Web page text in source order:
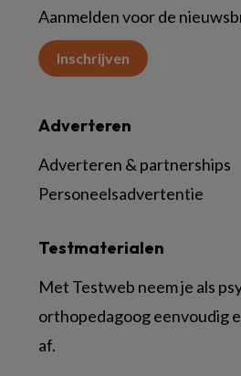
Aanmelden voor de
Inschrijven
Testmaterialen
Met Testweb neem je als
orthopedagoog eenvoudig
af.
Adverteren
Adverteren & partnerships
Personeelsadvertentie